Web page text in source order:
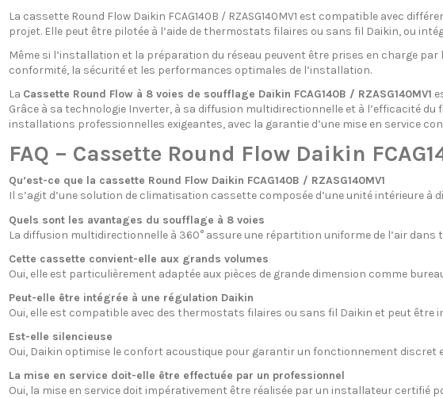
La cassette Round Flow Daikin FCAG140B / RZASG140MV1 est compatible avec
projet. Elle peut être pilotée à l’aide de thermostats filaires ou sans fil Daikin, ou
Même si l’installation et la préparation du réseau peuvent être prises en charge par
conformité, la sécurité et les performances optimales de l’installation.
La Cassette Round Flow à 8 voies de soufflage Daikin FCAG140B / RZASG140MV1
Grâce à sa technologie Inverter, à sa diffusion multidirectionnelle et à l’efficacité
installations professionnelles exigeantes, avec la garantie d’une mise en service
FAQ – Cassette Round Flow Daikin
Qu’est-ce que la cassette Round Flow Daikin FCAG140B / RZASG140MV1
Il s’agit d’une solution de climatisation cassette composée d’une unité intérieure à
Quels sont les avantages du soufflage à 8 voies
La diffusion multidirectionnelle à 360° assure une répartition uniforme de l’air
Cette cassette convient-elle aux grands volumes
Oui, elle est particulièrement adaptée aux pièces de grande dimension comme
Peut-elle être intégrée à une régulation Daikin
Oui, elle est compatible avec des thermostats filaires ou sans fil Daikin et peut être
Est-elle silencieuse
Oui, Daikin optimise le confort acoustique pour garantir un fonctionnement discret
La mise en service doit-elle être effectuée par un professionnel
Oui, la mise en service doit impérativement être réalisée par un installateur